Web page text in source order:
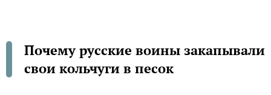
Почему русские воины закапывали
свои кольчуги в песок